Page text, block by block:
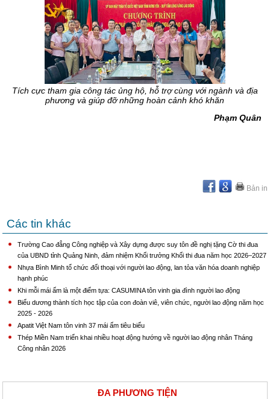
Tích cực tham gia công tác ủng hộ, hỗ trợ cùng với ngành và địa
phương và giúp đỡ những hoàn cảnh khó khăn
Phạm Quân
Bản in
Các tin khác
Trường Cao đẳng Công nghiệp và Xây dựng được suy tôn đề nghị tặng Cờ thi đua
của UBND tỉnh Quảng Ninh, đảm nhiệm Khối trưởng Khối thi đua năm học 2026–2027
Nhựa Bình Minh tổ chức đối thoại với người lao động, lan tỏa văn hóa doanh nghiệp
hạnh phúc
Khi mỗi mái ấm là một điểm tựa: CASUMINA tôn vinh gia đình người lao động
Biểu dương thành tích học tập của con đoàn viê, viên chức, người lao động năm học
2025 - 2026
Apatit Việt Nam tôn vinh 37 mái ấm tiêu biểu
Thép Miền Nam triển khai nhiều hoạt động hướng về người lao động nhân Tháng
Công nhân 2026
ĐA PHƯƠNG TIỆN